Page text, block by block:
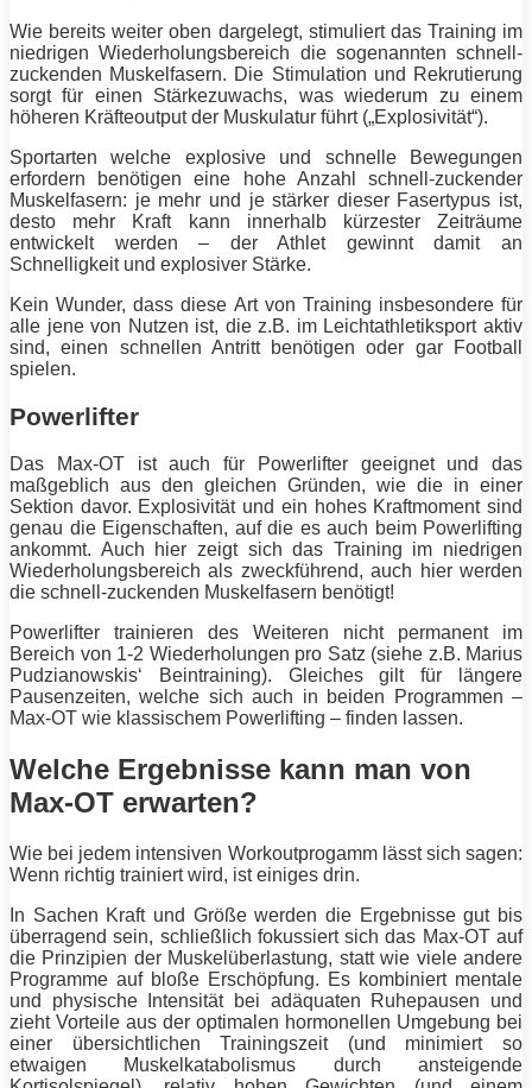
Wie bereits weiter oben dargelegt, stimuliert das Training im
niedrigen Wiederholungsbereich die sogenannten schnell-
zuckenden Muskelfasern. Die Stimulation und Rekrutierung
sorgt für einen Stärkezuwachs, was wiederum zu einem
höheren Kräfteoutput der Muskulatur führt („Explosivität“).
Sportarten welche explosive und schnelle Bewegungen
erfordern benötigen eine hohe Anzahl schnell-zuckender
Muskelfasern: je mehr und jestärker dieser Fasertypus ist,
desto mehr Kraft kann innerhalb kürzester Zeiträume
entwickelt werden – derAthletgewinnt damit an
Schnelligkeit und explosiver Stärke.
Kein Wunder, dass diese Art von Training insbesondere für
alle jene von Nutzen ist, die z.B. im Leichtathletiksport aktiv
sind, einen schnellen Antritt benötigen oder gar Football
spielen.
Powerlifter
Das Max-OT ist auch für Powerliftergeeignet und das
maßgeblich aus den gleichen Gründen, wie die in einer
Sektion davor. Explosivität und ein hohes Kraftmoment sind
genau die Eigenschaften, auf die es auch beim Powerlifting
ankommt. Auch hier zeigt sich das Training im niedrigen
Wiederholungsbereich als zweckführend, auch hier werden
die schnell-zuckenden Muskelfasern benötigt!
Powerlifter trainieren des Weiteren nicht permanent im
Bereich von 1-2 Wiederholungen pro Satz (siehe z.B. Marius
Pudzianowskis‘ Beintraining). Gleiches gilt für längere
Pausenzeiten, welche sich auch in beiden Programmen –
Max-OT wie klassischem Powerlifting – finden lassen.
Welche Ergebnisse kann man von
Max-OT erwarten?
Wie bei jedem intensiven Workoutprogamm lässt sich sagen:
Wenn richtig trainiert wird, ist einiges drin.
In Sachen Kraft und Größe werden die Ergebnisse gut bis
überragend sein, schließlich fokussiert sich das Max-OT auf
die Prinzipien der Muskelüberlastung, statt wie viele andere
Programme auf bloße Erschöpfung. Es kombiniert mentale
und physische
Intensitätbei adäquaten Ruhepausen und
zieht Vorteile aus der optimalen hormonellen Umgebung bei
einer übersichtlichen Trainingszeit (und minimiert so
etwaigen Muskelkatabolismus durch ansteigende